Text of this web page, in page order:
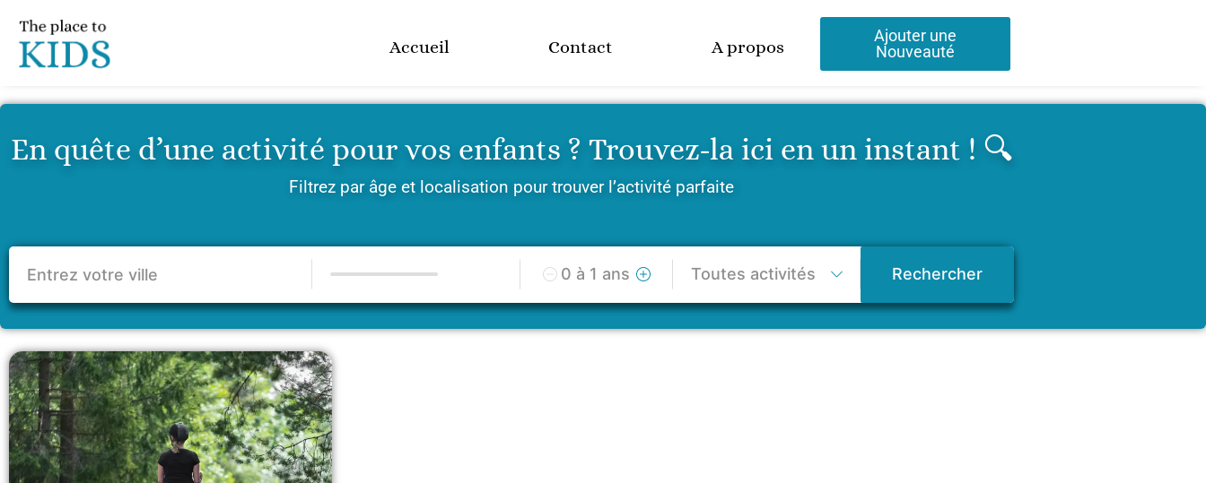
contenu
Accueil Contact A propos
Ajouter une
Nouveauté
En quête d’une activité pour vos enfants ? Trouvez-la ici en un instant ! 🔍
Filtrez par âge et localisation pour trouver l’activité parfaite
Rechercher